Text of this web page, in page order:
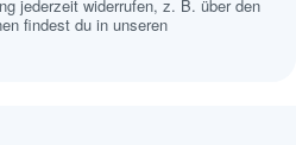
jederzeit widerrufen, z. B. über den
findest du in unseren